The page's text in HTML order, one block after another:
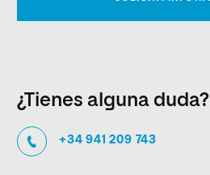
¿Tienes alguna duda?
+34 941 209 743